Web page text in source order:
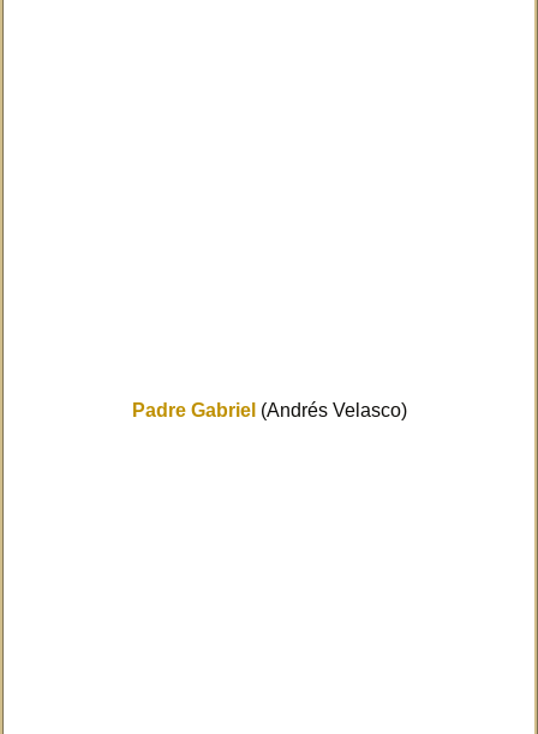
Padre Gabriel (Andrés Velasco)